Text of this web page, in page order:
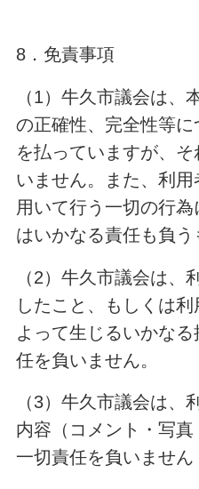
8．免責事項
（1）牛久市議会は、
の正確性、完全性等
を払っていますが、
いません。また、利
用いて行う一切の行
はいかなる責任も負う
（2）牛久市議会は、
したこと、もしくは
よって生じるいかな
任を負いません。
（3）牛久市議会は、
内容（コメント・写真
一切責任を負いません